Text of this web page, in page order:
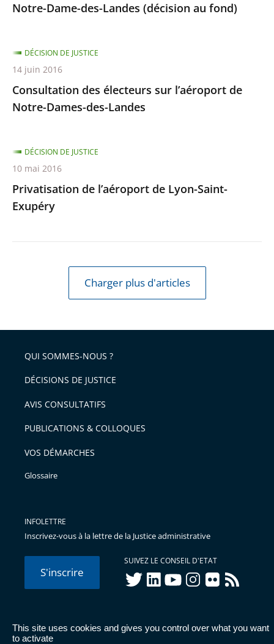
This site uses cookies and gives you control over what you want
to activate
Notre-Dame-des-Landes (décision au fond)
Consultation des électeurs sur l’aéroport de
Notre-Dames-des-Landes
DÉCISION DE JUSTICE
14 juin 2016
Privatisation de l’aéroport de Lyon-Saint-
Exupéry
DÉCISION DE JUSTICE
10 mai 2016
Charger plus d'articles
QUI SOMMES-NOUS ?
DÉCISIONS DE JUSTICE
AVIS CONSULTATIFS
PUBLICATIONS & COLLOQUES
VOS DÉMARCHES
Glossaire
INFOLETTRE
Inscrivez-vous à la lettre de la Justice administrative
S'inscrire
SUIVEZ LE CONSEIL D'ETAT
twitterlinkedInyoutubeinstagram
flickr rss
© Conseil d'État 2026 - Mentions légales
Données